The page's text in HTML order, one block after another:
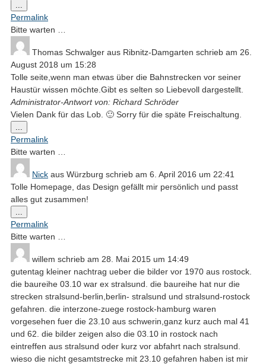
...
Metabox
ein-/ausblenden.
Permalink
Bitte warten …
Thomas Schwalger aus Ribnitz-Damgarten schrieb am 26.
August 2018 um 15:28
Tolle seite,wenn man etwas über die Bahnstrecken vor seiner
Haustür wissen möchte.Gibt es selten so Liebevoll dargestellt.
Administrator-Antwort von: Richard Schröder
Vielen Dank für das Lob. 🙂 Sorry für die späte Freischaltung.
...
Metabox
ein-/ausblenden.
Permalink
Bitte warten …
Nick aus Würzburg schrieb am 6. April 2016 um 22:41
Tolle Homepage, das Design gefällt mir persönlich und passt
alles gut zusammen!
...
Metabox
ein-/ausblenden.
Permalink
Bitte warten …
willem schrieb am 28. Mai 2015 um 14:49
gutentag kleiner nachtrag ueber die bilder vor 1970 aus rostock.
die baureihe 03.10 war ex stralsund. die baureihe hat nur die
strecken stralsund-berlin,berlin- stralsund und stralsund-rostock
gefahren. die interzone-zuege rostock-hamburg waren
vorgesehen fuer die 23.10 aus schwerin,ganz kurz auch mal 41
und 62. die bilder zeigen also die 03.10 in rostock nach
eintreffen aus stralsund oder kurz vor abfahrt nach stralsund.
wieso die nicht gesamtstrecke mit 23.10 gefahren haben ist mir